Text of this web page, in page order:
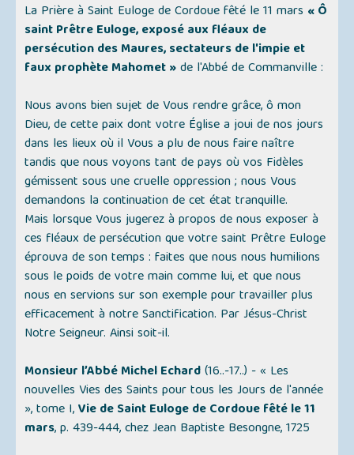
La Prière à Saint Euloge de Cordoue fêté le 11 mars « Ô
saint Prêtre Euloge, exposé aux fléaux de
persécution des Maures, sectateurs de l'impie et
faux prophète Mahomet »de l'Abbé de Commanville :
Nous avons bien sujet de Vous rendre grâce, ô mon
Dieu, de cette paix dont votre Église a joui de nos jours
dans les lieux où il Vous a plu de nous faire naître
tandis que nous voyons tant de pays où vos Fidèles
gémissent sous une cruelle oppression ; nous Vous
demandons la continuation de cet état tranquille.
Mais lorsque Vous jugerez à propos de nous exposer à
ces fléaux de persécution que votre saint Prêtre Euloge
éprouva de son temps : faites que nous nous humilions
sous le poids de votre main comme lui, et que nous
nous en servions sur son exemple pour travailler plus
efficacement à notre Sanctification. Par Jésus-Christ
Notre Seigneur. Ainsi soit-il.
Monsieur l’Abbé Michel Echard(16..-17..) -« Les
nouvelles Vies des Saints pour tous les Jours de l'année
», tome I,Vie de Saint Euloge de Cordoue fêté le 11
mars, p. 439-444, chez Jean Baptiste Besongne, 1725